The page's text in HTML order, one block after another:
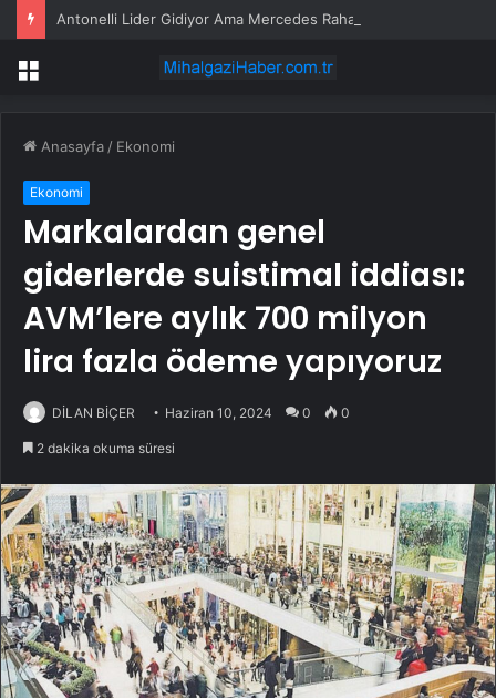
Antonelli Lider Gidiyor Ama Mercedes Rahat Değil
Menü
Anasayfa / Ekonomi
Ekonomi
Markalardan genel
giderlerde suistimal iddiası:
AVM’lere aylık 700 milyon
lira fazla ödeme yapıyoruz
DİLAN BİÇER Haziran 10, 2024 0 0
2 dakika okuma süresi